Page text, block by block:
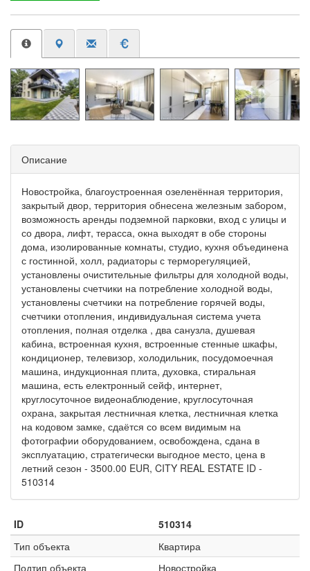
Описание
Новостройка, благоустроенная озеленённая территория,
закрытый двор, территория обнесена железным забором,
возможность аренды подземной парковки, вход с улицы и
со двора, лифт, терасса, окна выходят в обе стороны
дома, изолированные комнаты, студио, кухня объединена
с гостинной, холл, радиаторы с терморегуляцией,
установлены очистительные фильтры для холодной воды,
установлены счетчики на потребление холодной воды,
установлены счетчики на потребление горячей воды,
счетчики отопления, индивидуальная система учета
отопления, полная отделка , два санузла, душевая
кабина, встроенная кухня, встроенные стенные шкафы,
кондиционер, телевизор, холодильник, посудомоечная
машина, индукционная плита, духовка, стиральная
машина, есть електронный сейф, интернет,
круглосуточное видеонаблюдение, круглосуточная
охрана, закрытая лестничная клетка, лестничная клетка
на кодовом замке, сдаётся со всем видимым на
фотографии оборудованием, освобождена, сдана в
эксплуатацию, стратегически выгодное место, цена в
летний сезон - 3500.00 EUR, CITY REAL ESTATE ID -
510314
ID
510314
Тип объекта
Квартира
Подтип объекта
Новостройка